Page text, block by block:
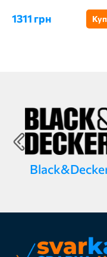
1311 грн